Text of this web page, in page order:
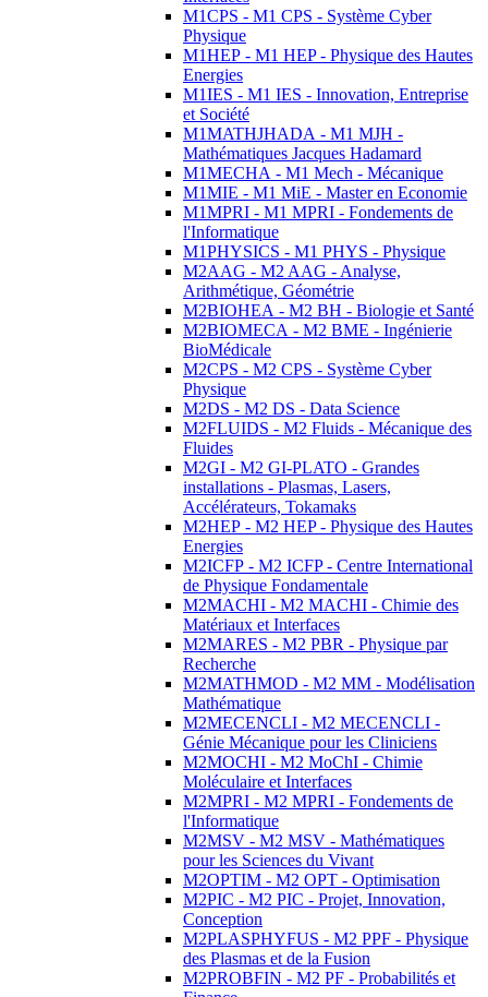
M1CPS - M1 CPS - Système Cyber
Physique
M1HEP - M1 HEP - Physique des Hautes
Energies
M1IES - M1 IES - Innovation, Entreprise
et Société
M1MATHJHADA - M1 MJH -
Mathématiques Jacques Hadamard
M1MECHA - M1 Mech - Mécanique
M1MIE - M1 MiE - Master en Economie
M1MPRI - M1 MPRI - Fondements de
l'Informatique
M1PHYSICS - M1 PHYS - Physique
M2AAG - M2 AAG - Analyse,
Arithmétique, Géométrie
M2BIOHEA - M2 BH - Biologie et Santé
M2BIOMECA - M2 BME - Ingénierie
BioMédicale
M2CPS - M2 CPS - Système Cyber
Physique
M2DS - M2 DS - Data Science
M2FLUIDS - M2 Fluids - Mécanique des
Fluides
M2GI - M2 GI-PLATO - Grandes
installations - Plasmas, Lasers,
Accélérateurs, Tokamaks
M2HEP - M2 HEP - Physique des Hautes
Energies
M2ICFP - M2 ICFP - Centre International
de Physique Fondamentale
M2MACHI - M2 MACHI - Chimie des
Matériaux et Interfaces
M2MARES - M2 PBR - Physique par
Recherche
M2MATHMOD - M2 MM - Modélisation
Mathématique
M2MECENCLI - M2 MECENCLI -
Génie Mécanique pour les Cliniciens
M2MOCHI - M2 MoChI - Chimie
Moléculaire et Interfaces
M2MPRI - M2 MPRI - Fondements de
l'Informatique
M2MSV - M2 MSV - Mathématiques
pour les Sciences du Vivant
M2OPTIM - M2 OPT - Optimisation
M2PIC - M2 PIC - Projet, Innovation,
Conception
M2PLASPHYFUS - M2 PPF - Physique
des Plasmas et de la Fusion
M2PROBFIN - M2 PF - Probabilités et